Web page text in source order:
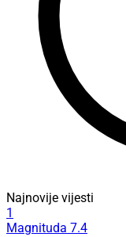
Najnovije vijesti
1
Magnituda 7.4